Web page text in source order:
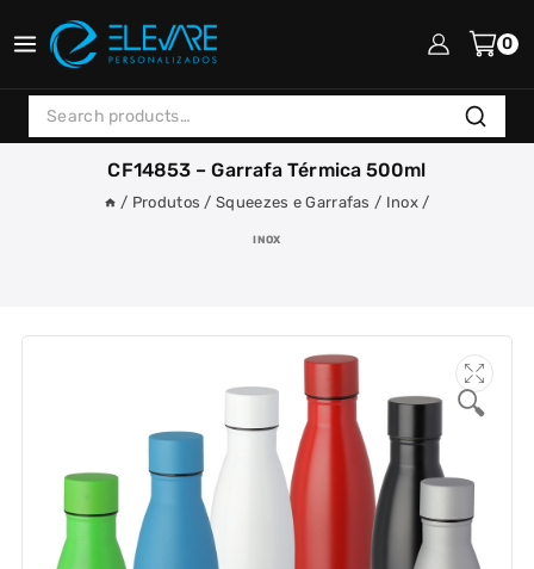
to
0
Search
for:
Search
CF14853 – Garrafa Térmica 500ml
/ Produtos / Squeezes e Garrafas / Inox /
INOX
🔍